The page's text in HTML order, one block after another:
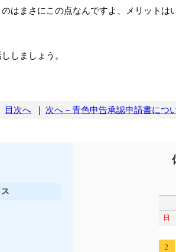
はまさにこの点なんですよ、メリットは
しましょう。
次へ－青色申告承認申請書につ
｜
目次へ
日
2